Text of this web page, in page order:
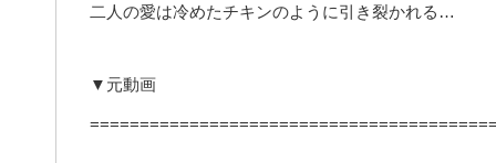
二人の愛は冷めたチキンのように引き裂かれる…
▼元動画